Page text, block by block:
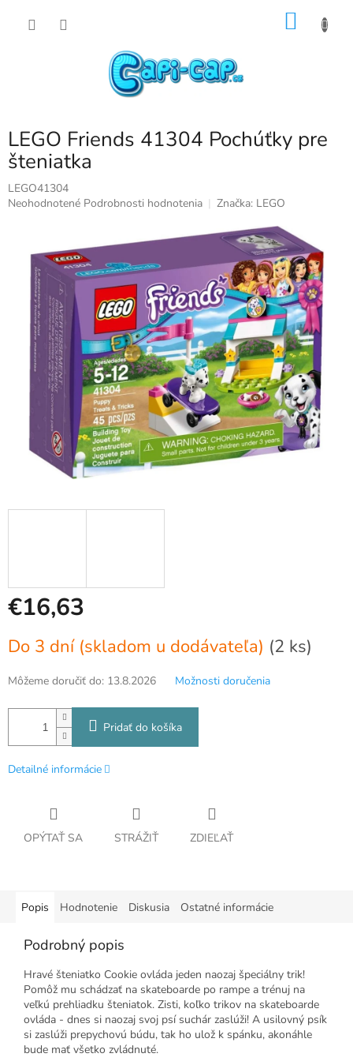
LEGO Friends 41304 Pochúťky pre
šteniatka
LEGO41304
Priemerné
hviezdičiek.
Neohodnotené Podrobnosti hodnotenia Značka: LEGO
€16,63
cena:
Do 3 dní (skladom u dodávateľa) (2 ks)
Môžeme doručiť do: 13.8.2026 Možnosti doručenia
Pridať do košíka
Detailné informácie
OPÝTAŤ SA STRÁŽIŤ ZDIEĽAŤ
Popis Hodnotenie Diskusia Ostatné informácie
Podrobný popis
Hravé šteniatko Cookie ovláda jeden naozaj špeciálny trik!
Pomôž mu schádzať na skateboarde po rampe a trénuj na
veľkú prehliadku šteniatok. Zisti, koľko trikov na skateboarde
ovláda - dnes si naozaj svoj psí suchár zaslúži! A usilovný psík
si zaslúži prepychovú búdu, tak ho ulož k spánku, akonáhle
bude mať všetko zvládnuté.